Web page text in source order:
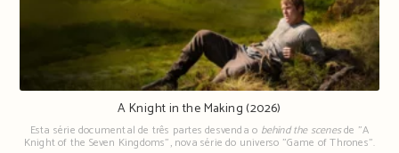
A Knight in the Making (2026)
Esta série documental de três partes desvenda o behind the scenesde "A
Knight of the Seven Kingdoms", nova série do universo "Game of Thrones".